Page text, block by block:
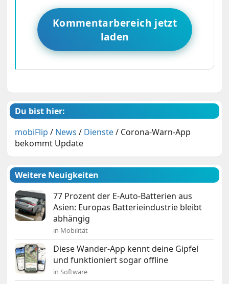
Kommentarbereich jetzt
laden
Du bist hier:
mobiFlip / News / Dienste/ Corona-Warn-App
bekommt Update
Weitere Neuigkeiten
77 Prozent der E-Auto-Batterien aus
Asien: Europas Batterieindustrie bleibt
abhängig
in Mobilität
Diese Wander-App kennt deine Gipfel
und funktioniert sogar offline
in Software